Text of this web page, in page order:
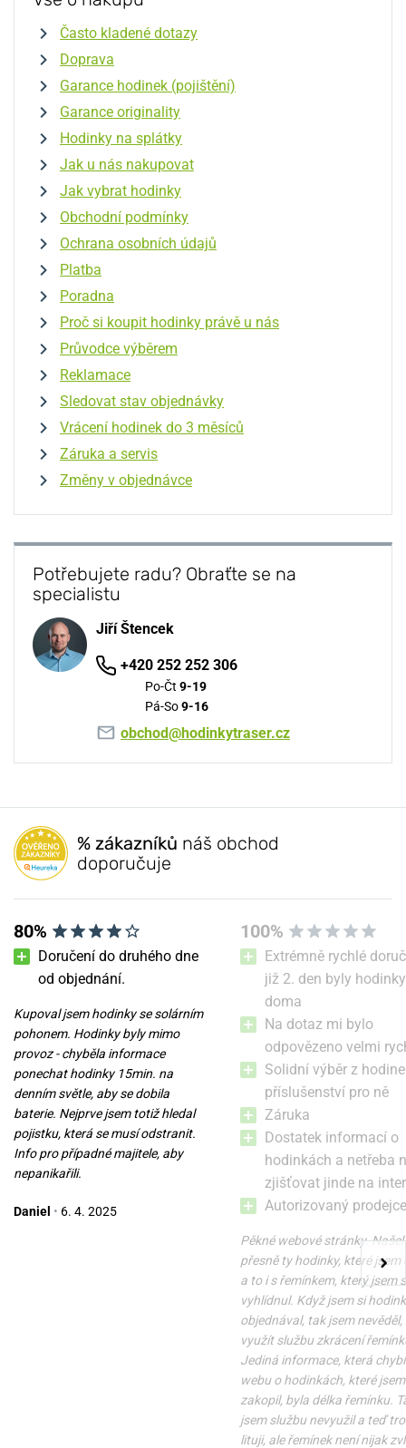
Často kladené dotazy
Doprava
Garance hodinek (pojištění)
Garance originality
Hodinky na splátky
Jak u nás nakupovat
Jak vybrat hodinky
Obchodní podmínky
Ochrana osobních údajů
Platba
Poradna
Proč si koupit hodinky právě u nás
Průvodce výběrem
Reklamace
Sledovat stav objednávky
Vrácení hodinek do 3 měsíců
Záruka a servis
Změny v objednávce
Potřebujete radu? Obraťte se na
specialistu
Jiří Štencek
+420 252 252 306
Po-Čt 9-19
Pá-So9-16
obchod@hodinkytraser.cz
% zákazníků náš obchod
doporučuje
80%
Doručení do druhého dne
od objednání.
Kupoval jsem hodinky se solárním
pohonem. Hodinky byly mimo
provoz - chyběla informace
ponechat hodinky 15min. na
denním světle, aby se dobila
baterie. Nejprve jsem totiž hledal
pojistku, která se musí odstranit.
Info pro případné majitele, aby
nepanikařili.
Daniel • 6. 4. 2025
100%
Extrémně rychlé
již 2. den byly hodinky
doma
Na dotaz mi bylo
odpovězeno velmi
Solidní výběr z
příslušenství pro ně
Záruka
Dostatek informací o
hodinkách a netřeba
zjišťovat jinde na
Autorizovaný prodejce
Pěkné webové stránky. Našel
přesně ty hodinky, které jsem
a to i s řemínkem, který jsem
vyhlídnul. Když jsem si
objednával, tak jsem nevěděl,
využít službu zkrácení
Jediná informace, která
webu o hodinkách, které
zakopil, byla délka řemínku.
jsem službu nevyužil a teď
lituji, ale řemínek není nijak